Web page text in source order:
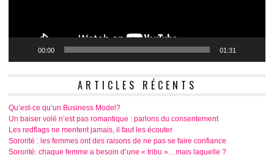
00:00 01:31
ARTICLES RÉCENTS
Qu’est-ce qu’un Business Model?
Un baiser volé n’est pas romantique : parlons du consentement
Les redflags ne mentent jamais, il faut les écouter
Sororité : les femmes ont des raisons de ne pas se faire confiance
Sororité: chaque femme a besoin d’une « tribu »…mais laquelle ?